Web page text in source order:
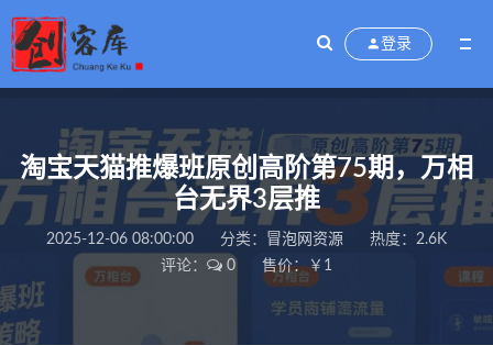
登录
淘宝天猫推爆班原创高阶第75期，万相
台无界3层推
2025-12-06 08:00:00 分类： 冒泡网资源
热度：2.6K
评论：
0 售价：￥1